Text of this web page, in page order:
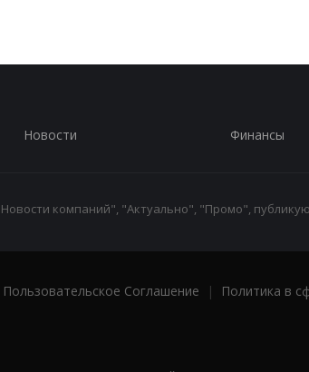
Новости Финансы
компаний", "Актуально", "Промо",
Пользовательское Соглашение |
Политика в